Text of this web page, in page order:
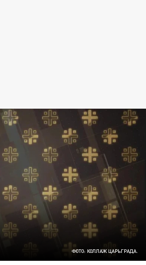
ФОТО: КОЛЛАЖ ЦАРЬГРАДА.